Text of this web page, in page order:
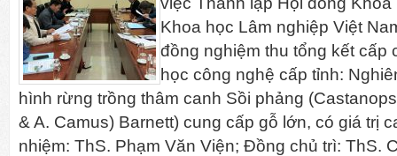
Khoa học Lâm nghiệp Việt
đồng nghiệm thu tổng kết cấp
học công nghệ cấp tỉnh:
hình rừng trồng thâm canh Sồi phảng
& A. Camus) Barnett) cung cấp gỗ lớn, có giá trị
nhiệm: ThS. Phạm Văn Viện; Đồng chủ trì: ThS.